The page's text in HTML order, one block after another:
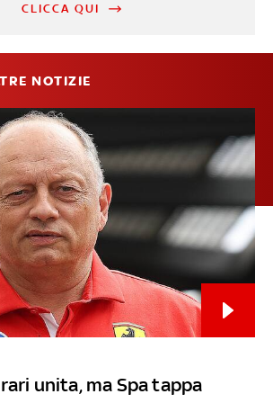
CLICCA QUI
NOTIZIE
unita, ma Spa tappa